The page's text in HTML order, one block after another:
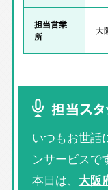
担当営業
所
大
担当スタ
いつもお世話
ンサービスで
本日は、 大阪